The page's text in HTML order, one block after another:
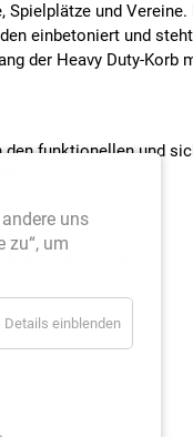
und Vereine.
einbetoniert und
der Heavy Duty-Korb
funktionellen und
für den Korb
uns
zu“, um
Details einblenden